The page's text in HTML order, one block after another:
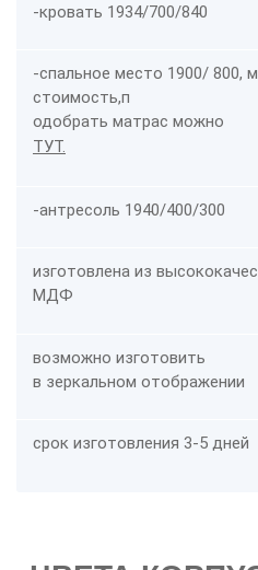
-кровать 1934/700/840
-спальное место 1900/ 800,
стоимость,п
одобрать матрас можно
ТУТ.
-антресоль 1940/400/300
изготовлена из
МДФ
возможно изготовить
в зеркальном отображении
срок изготовления 3-5 дней